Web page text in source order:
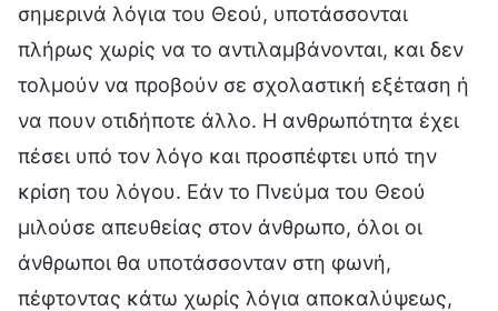
σημερινά λόγια του Θεού, υποτάσσονται
πλήρως χωρίς να το αντιλαμβάνονται, και δεν
τολμούν να προβούν σε σχολαστική εξέταση ή
να πουν οτιδήποτε άλλο. Η ανθρωπότητα έχει
πέσει υπό τον λόγο και προσπέφτει υπό την
κρίση του λόγου. Εάν το Πνεύμα του Θεού
μιλούσε απευθείας στον άνθρωπο, όλοι οι
άνθρωποι θα υποτάσσονταν στη φωνή,
πέφτοντας κάτω χωρίς λόγια αποκαλύψεως,